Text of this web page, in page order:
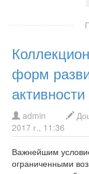
форм
admin
2017 г., 11:36
Важнейшим
ограниченными